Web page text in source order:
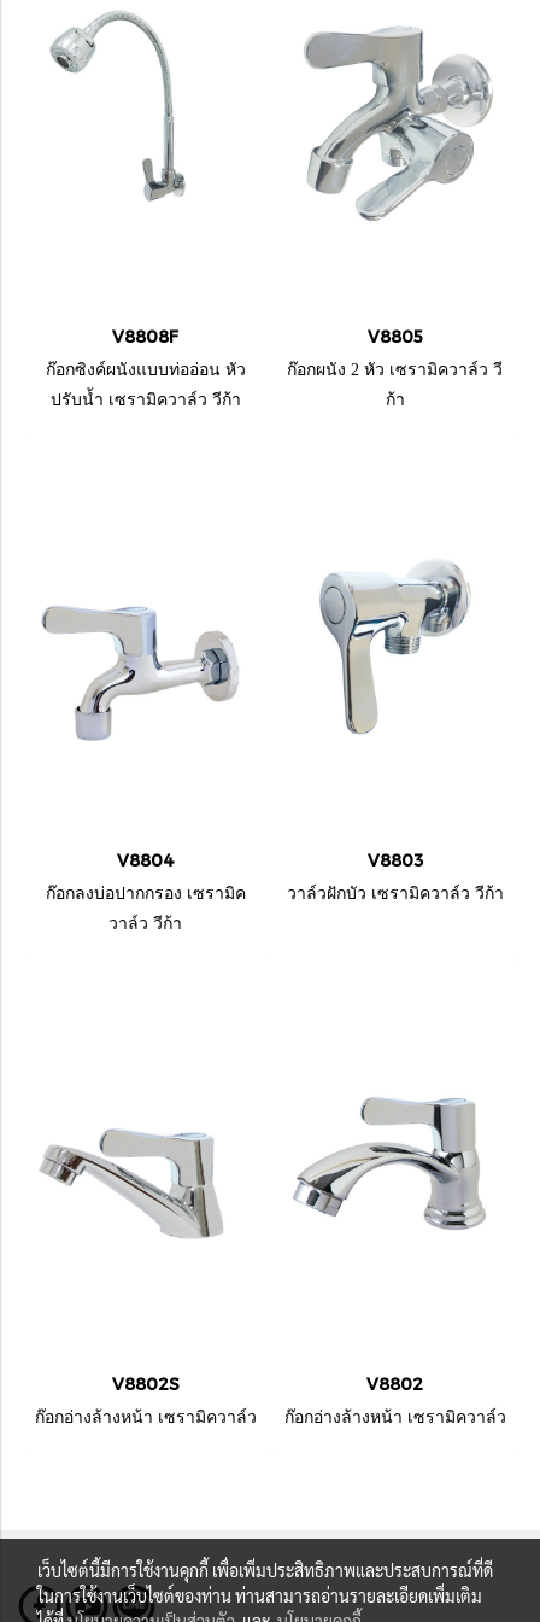
V8808F
ก๊อกซิงค์ผนังแบบท่ออ่อน หัว
ปรับน้ำ เซรามิควาล์ว วีก้า
V8805
ก๊อกผนัง 2 หัว เซรามิควาล์ว วี
ก้า
V8804
ก๊อกลงบ่อปากกรอง เซรามิค
วาล์ว วีก้า
V8803
วาล์วฝักบัว เซรามิควาล์ว วีก้า
V8802S
ก๊อกอ่างล้างหน้า เซรามิควาล์ว
V8802
ก๊อกอ่างล้างหน้า เซรามิควาล์ว
เว็บไซต์นี้มีการใช้งานคุกกี้ เพื่อเพิ่มประสิทธิภาพและประสบการณ์ที่ดี
ในการใช้งานเว็บไซต์ของท่าน ท่านสามารถอ่านรายละเอียดเพิ่มเติม